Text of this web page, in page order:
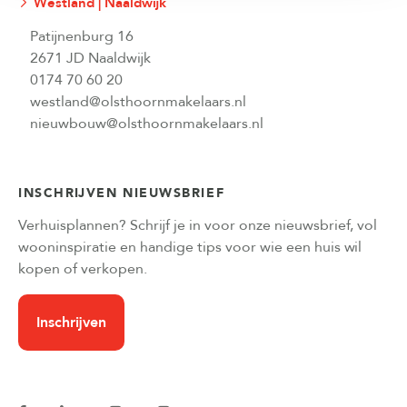
Patijnenburg 16
2671 JD Naaldwijk
0174 70 60 20
westland@olsthoornmakelaars.nl
nieuwbouw@olsthoornmakelaars.nl
INSCHRIJVEN NIEUWSBRIEF
Verhuisplannen? Schrijf je in voor onze nieuwsbrief, vol
wooninspiratie en handige tips voor wie een huis wil
kopen of verkopen.
Inschrijven